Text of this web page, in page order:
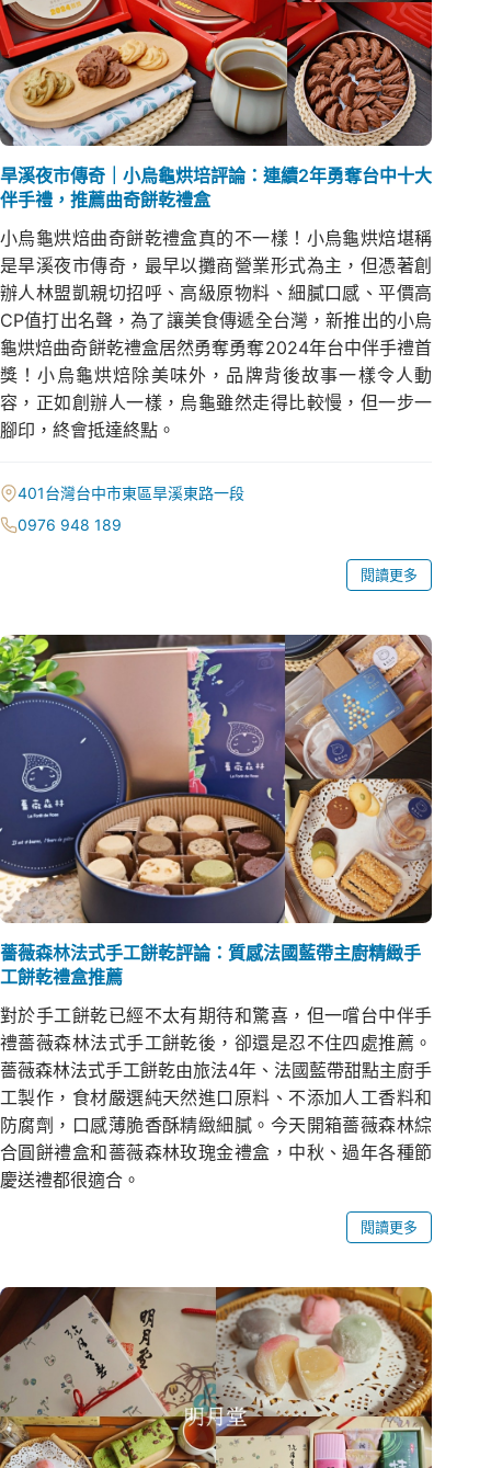
旱溪夜市傳奇｜小烏龜烘培評論：連續2年勇奪台中十大
伴手禮，推薦曲奇餅乾禮盒
小烏龜烘焙曲奇餅乾禮盒真的不一樣！小烏龜烘焙堪稱
是旱溪夜市傳奇，最早以攤商營業形式為主，但憑著創
辦人林盟凱親切招呼、高級原物料、細膩口感、平價高
CP值打出名聲，為了讓美食傳遞全台灣，新推出的小烏
龜烘焙曲奇餅乾禮盒居然勇奪勇奪2024年台中伴手禮首
獎！小烏龜烘焙除美味外，品牌背後故事一樣令人動
容，正如創辦人一樣，烏龜雖然走得比較慢，但一步一
腳印，終會抵達終點。
401台灣台中市東區旱溪東路一段
0976 948 189
閱讀更多
薔薇森林法式手工餅乾評論：質感法國藍帶主廚精緻手
工餅乾禮盒推薦
對於手工餅乾已經不太有期待和驚喜，但一嚐台中伴手
禮薔薇森林法式手工餅乾後，卻還是忍不住四處推薦。
薔薇森林法式手工餅乾由旅法4年、法國藍帶甜點主廚手
工製作，食材嚴選純天然進口原料、不添加人工香料和
防腐劑，口感薄脆香酥精緻細膩。今天開箱薔薇森林綜
合圓餅禮盒和薔薇森林玫瑰金禮盒，中秋、過年各種節
慶送禮都很適合。
閱讀更多